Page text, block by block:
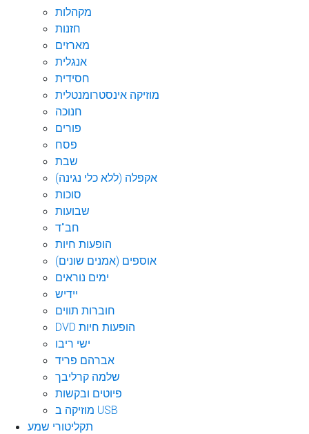
מקהלות
חזנות
מארזים
אנגלית
חסידית
מוזיקה אינסטרומנטלית
חנוכה
פורים
פסח
שבת
אקפלה (ללא כלי נגינה)
סוכות
שבועות
חב"ד
הופעות חיות
אוספים (אמנים שונים)
ימים נוראים
יידיש
חוברות תווים
DVD הופעות חיות
ישי ריבו
אברהם פריד
שלמה קרליבך
פיוטים ובקשות
מוזיקה ב USB
תקליטורי שמע